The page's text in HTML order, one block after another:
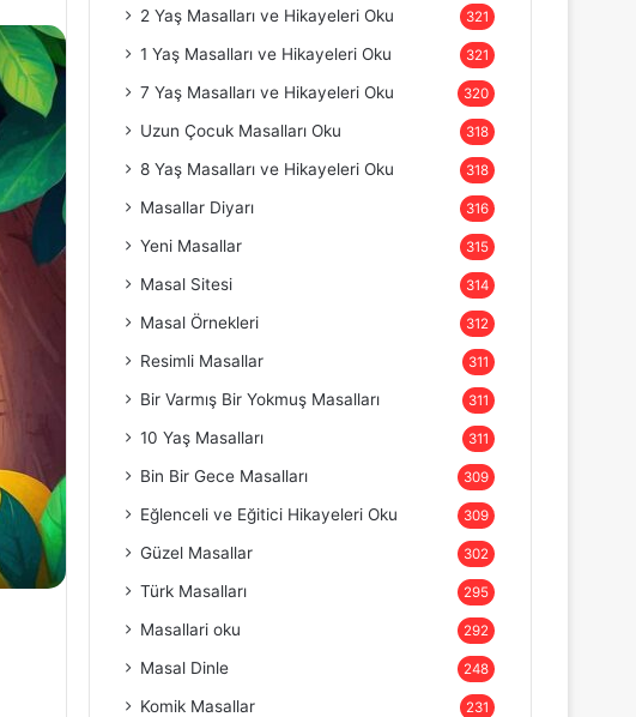
2 Yaş Masalları ve Hikayeleri Oku 321
1 Yaş Masalları ve Hikayeleri Oku 321
7 Yaş Masalları ve Hikayeleri Oku 320
Uzun Çocuk Masalları Oku 318
8 Yaş Masalları ve Hikayeleri Oku 318
Masallar Diyarı 316
Yeni Masallar 315
Masal Sitesi 314
Masal Örnekleri 312
Resimli Masallar 311
Bir Varmış Bir Yokmuş Masalları 311
10 Yaş Masalları 311
Bin Bir Gece Masalları 309
Eğlenceli ve Eğitici Hikayeleri Oku 309
Güzel Masallar 302
Türk Masalları 295
Masallari oku 292
Masal Dinle 248
Komik Masallar 231